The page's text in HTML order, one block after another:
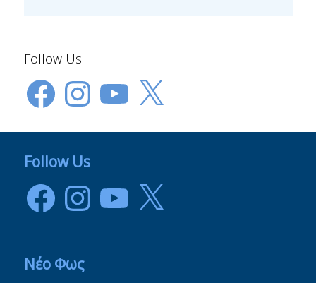
Follow Us
FacebookInstagramYouTube
X
Follow Us
FacebookInstagramYouTube
X
Νέο Φως